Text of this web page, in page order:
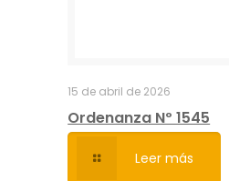
15 de abril de 2026
Ordenanza Nº 1545
Leer más